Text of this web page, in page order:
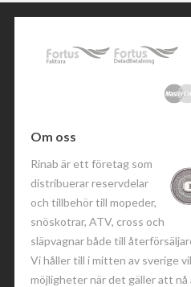
Om oss
Rinab är ett företag som
distribuerar reservdelar
och tillbehör till mopeder,
snöskotrar, ATV, cross och
släpvagnar både till
Vi håller till i mitten av sverige
möjligheter när det gäller att nå